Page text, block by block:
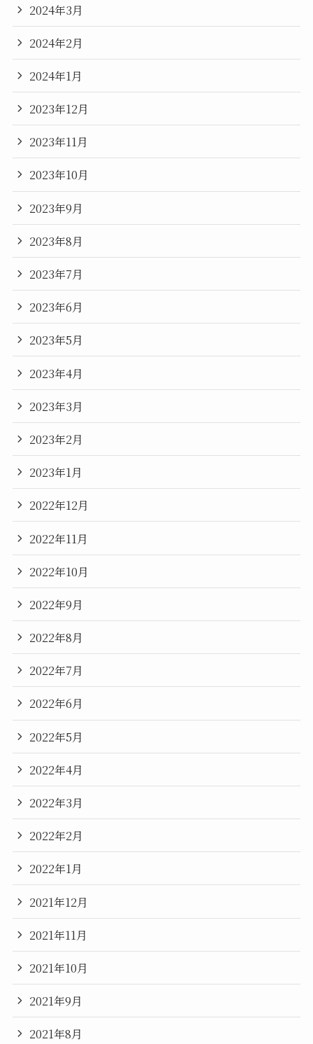
2024年3月
2024年2月
2024年1月
2023年12月
2023年11月
2023年10月
2023年9月
2023年8月
2023年7月
2023年6月
2023年5月
2023年4月
2023年3月
2023年2月
2023年1月
2022年12月
2022年11月
2022年10月
2022年9月
2022年8月
2022年7月
2022年6月
2022年5月
2022年4月
2022年3月
2022年2月
2022年1月
2021年12月
2021年11月
2021年10月
2021年9月
2021年8月